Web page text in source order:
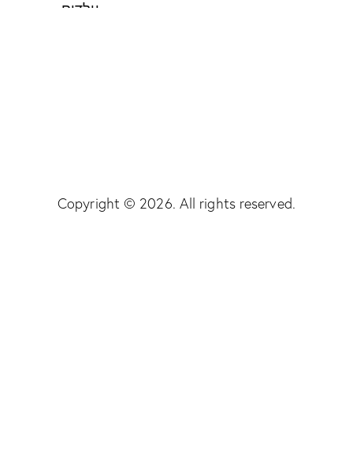
Copyright © 2026. All rights reserved.